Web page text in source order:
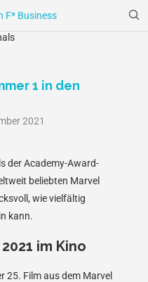
1 in den
2021
der Academy-Award-
beliebten Marvel
wie vielfältig
kann.
im Kino
25. Film aus dem Marvel